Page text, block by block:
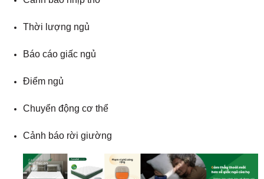
Thời lượng ngủ
Báo cáo giấc ngủ
Điểm ngủ
Chuyển động cơ thể
Cảnh báo rời giường